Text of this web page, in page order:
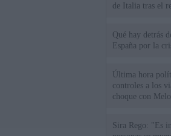
de Italia tras el
Qué hay detrás
España por la
Última hora
controles a los
choque con
Sira Rego: "Es